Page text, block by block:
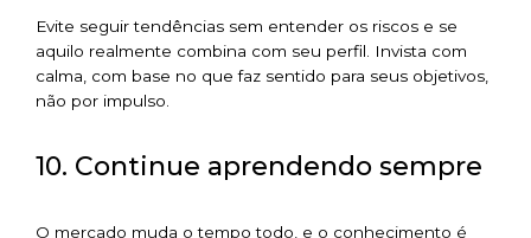
Evite seguir tendências sem entender os riscos e se
aquilo realmente combina com seu perfil. Invista com
calma, com base no que faz sentido para seus objetivos,
não por impulso.
10. Continue aprendendo sempre
O mercado muda o tempo todo, e o conhecimento é